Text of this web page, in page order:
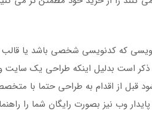
که کدنویسی شخصی باشد یا
ذکر است بدلیل اینکه طراحی یک سایت
قبل از اقدام به طراحی حتما با
وب نیز بصورت رایگان شما را